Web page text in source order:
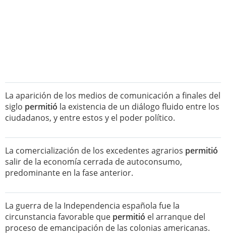
La aparición de los medios de comunicación a finales del
siglo permitió la existencia de un diálogo fluido entre los
ciudadanos, y entre estos y el poder político.
La comercialización de los excedentes agrarios permitió
salir de la economía cerrada de autoconsumo,
predominante en la fase anterior.
La guerra de la Independencia española fue la
circunstancia favorable que permitió el arranque del
proceso de emancipación de las colonias americanas.